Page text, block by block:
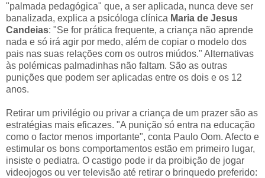
"palmada pedagógica" que, a ser aplicada, nunca deve ser
banalizada, explica a psicóloga clínica Maria de Jesus
Candeias: "Se for prática frequente, a criança não aprende
nada e só irá agir por medo, além de copiar o modelo dos
pais nas suas relações com os outros miúdos." Alternativas
às polémicas palmadinhas não faltam. São as outras
punições que podem ser aplicadas entre os dois e os 12
anos.
Retirar um privilégio ou privar a criança de um prazer são as
estratégias mais eficazes. "A punição só entra na educação
como o factor menos importante", conta Paulo Oom. Afecto e
estimular os bons comportamentos estão em primeiro lugar,
insiste o pediatra. O castigo pode ir da proibição de jogar
videojogos ou ver televisão até retirar o brinquedo preferido: